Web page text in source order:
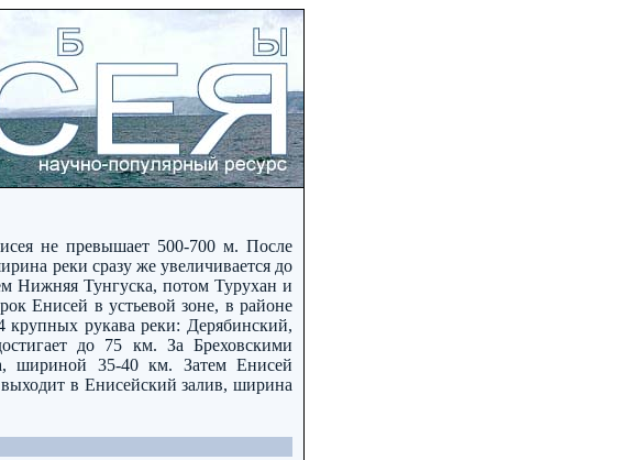
не превышает 500-700 м. После
реки сразу же увеличивается до
Нижняя Тунгуска, потом Турухан и
Енисей в устьевой зоне, в районе
крупных рукава реки: Дерябинский,
до 75 км. За Бреховскими
шириной 35-40 км. Затем Енисей
в Енисейский залив, ширина